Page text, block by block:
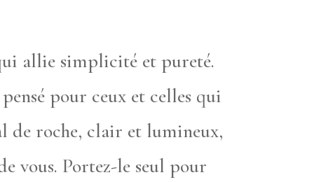
allie simplicité et pureté.
pour ceux et celles qui
de roche, clair et lumineux,
vous. Portez-le seul pour